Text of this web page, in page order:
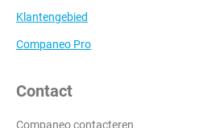
Klantengebied
Companeo Pro
Contact
Companeo contacteren